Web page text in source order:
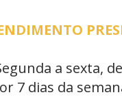
a sexta,
7 dias da